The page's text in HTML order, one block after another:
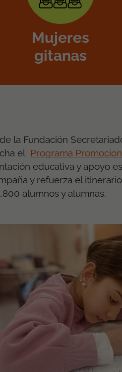
Mujeres
gitanas
la Fundación
el Programa
educativa y apoyo
y refuerza el
alumnos y alumnas.